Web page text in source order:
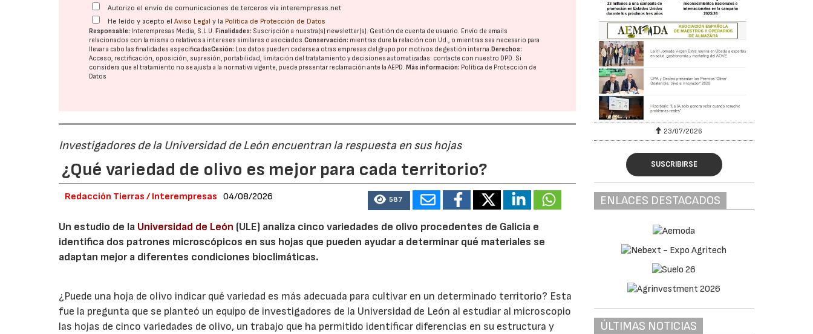
Autorizo el envío de comunicaciones de terceros vía interempresas.net
He leído y acepto elAviso Legal y la Política de Protección de Datos
Responsable: Interempresas Media, S.L.U.Finalidades: Suscripción a nuestra(s) newsletter(s). Gestión de cuenta de usuario. Envío de emails
relacionados con la misma o relativos a intereses similares o asociados.Conservación: mientras dure la relación con Ud., o mientras sea necesario para
llevar a cabo las finalidades especificadasCesión: Los datos pueden cederse a otras empresas del grupo por motivos de gestión interna.Derechos:
Acceso, rectificación, oposición, supresión, portabilidad, limitación del tratatamiento y decisiones automatizadas: contacte con nuestro DPD. Si
considera que el tratamiento no se ajusta a la normativa vigente, puede presentar reclamación ante laAEPD.Más información: Política de Protección de
Datos
Investigadores de la Universidad de León encuentran la respuesta en sus hojas
¿Qué variedad de olivo es mejor para cada territorio?
Redacción Tierras / Interempresas 04/08/2026 587
Un estudio de la Universidad de León (ULE) analiza cinco variedades de olivo procedentes de Galicia e
identifica dos patrones microscópicos en sus hojas que pueden ayudar a determinar qué materiales se
adaptan mejor a diferentes condiciones bioclimáticas.
¿Puede una hoja de olivo indicar qué variedad es más adecuada para cultivar en un determinado territorio? Esta
fue la pregunta que se planteó un equipo de investigadores de la Universidad de León al estudiar al microscopio
las hojas de cinco variedades de olivo, un trabajo que ha permitido identificar diferencias en su estructura y
23/07/2026
SUSCRIBIRSE
ENLACES DESTACADOS
ÚLTIMAS NOTICIAS